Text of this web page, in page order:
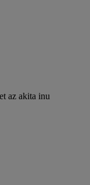
az akita inu